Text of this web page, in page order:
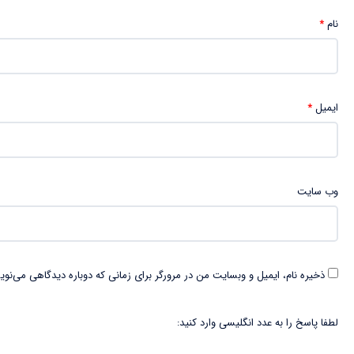
نام*
ایمیل*
وب‌ سایت
ذخیره نام، ایمیل و وبسایت من در مرورگر برای زمانی که دوباره دیدگاهی
لطفا پاسخ را به عدد انگلیسی وارد کنید: